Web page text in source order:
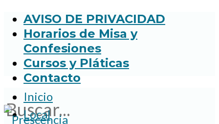
AVISO DE PRIVACIDAD
Horarios de Misa y
Confesiones
Cursos y Pláticas
Contacto
Inicio
Local